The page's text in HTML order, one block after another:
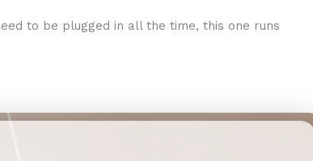
to be plugged in all the time, this one runs